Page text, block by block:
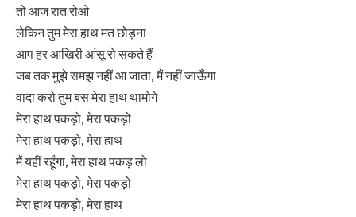
तो आज रात रोओ
लेकिन तुम मेरा हाथ मत छोड़ना
आप हर आखिरी आंसू रो सकते हैं
जब तक मुझे समझ नहीं आ जाता, मैं नहीं जाऊँगा
वादा करो तुम बस मेरा हाथ थामोगे
मेरा हाथ पकड़ो, मेरा पकड़ो
मेरा हाथ पकड़ो, मेरा हाथ
मैं यहीं रहूँगा, मेरा हाथ पकड़ लो
मेरा हाथ पकड़ो, मेरा पकड़ो
मेरा हाथ पकड़ो, मेरा हाथ